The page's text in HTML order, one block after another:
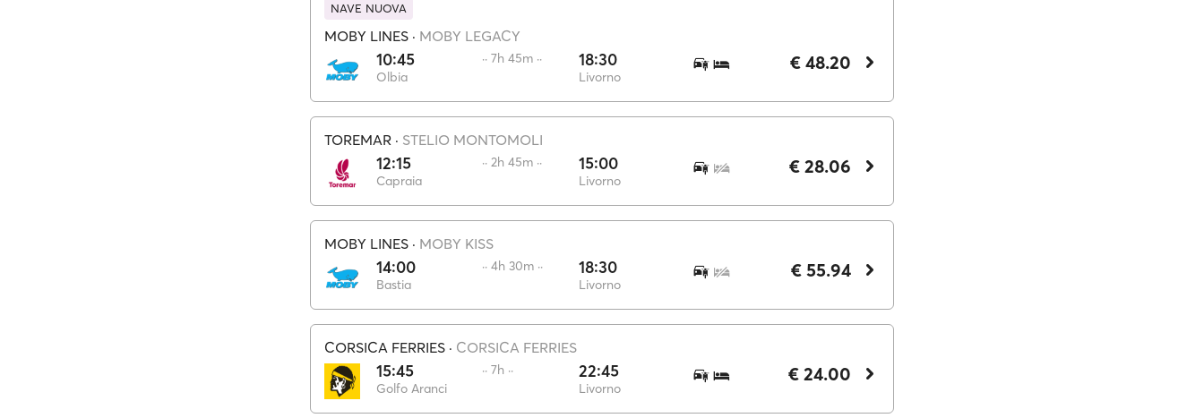
NAVE NUOVA
MOBY LINES · MOBY LEGACY
10:45
Olbia
·· 7h 45m ·· 18:30
Livorno
€ 48.20
TOREMAR · STELIO MONTOMOLI
12:15
Capraia
·· 2h 45m ·· 15:00
Livorno
€ 28.06
MOBY LINES · MOBY KISS
14:00
Bastia
·· 4h 30m ·· 18:30
Livorno
€ 55.94
CORSICA FERRIES · CORSICA FERRIES
15:45
Golfo Aranci
·· 7h ·· 22:45
Livorno
€ 24.00